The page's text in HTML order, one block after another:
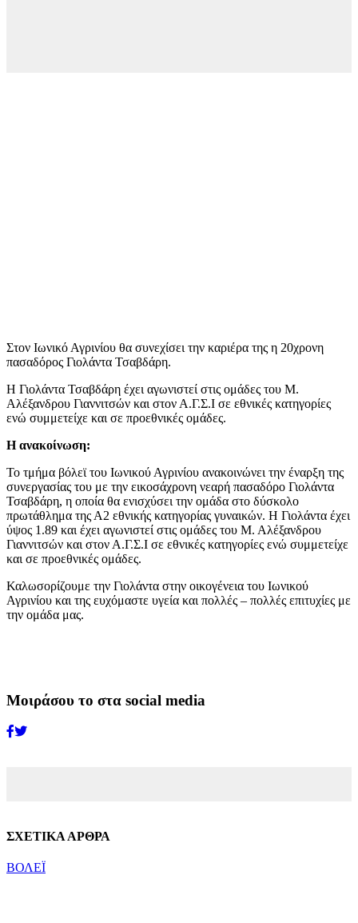
Στον Ιωνικό Αγρινίου θα συνεχίσει την καριέρα της η 20χρονη
πασαδόρος Γιολάντα Τσαβδάρη.
Η Γιολάντα Τσαβδάρη έχει αγωνιστεί στις ομάδες του Μ.
Αλέξανδρου Γιαννιτσών και στον Α.Γ.Σ.Ι σε εθνικές κατηγορίες
ενώ συμμετείχε και σε προεθνικές ομάδες.
Η ανακοίνωση:
Το τμήμα βόλεϊ του Ιωνικού Αγρινίου ανακοινώνει την έναρξη της
συνεργασίας του με την εικοσάχρονη νεαρή πασαδόρο Γιολάντα
Τσαβδάρη, η οποία θα ενισχύσει την ομάδα στο δύσκολο
πρωτάθλημα της Α2 εθνικής κατηγορίας γυναικών. Η Γιολάντα έχει
ύψος 1.89 και έχει αγωνιστεί στις ομάδες του Μ. Αλέξανδρου
Γιαννιτσών και στον Α.Γ.Σ.Ι σε εθνικές κατηγορίες ενώ συμμετείχε
και σε προεθνικές ομάδες.
Καλωσορίζουμε την Γιολάντα στην οικογένεια του Ιωνικού
Αγρινίου και της ευχόμαστε υγεία και πολλές – πολλές επιτυχίες με
την ομάδα μας.
Μοιράσου το στα social media
ΣΧΕΤΙΚΑ ΑΡΘΡΑ
ΒΟΛΕΪ